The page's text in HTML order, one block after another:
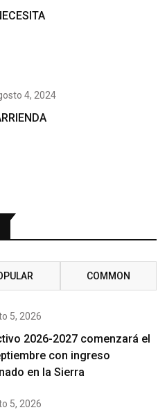
4, 2024
COMMON
5, 2026
2026-2027 comenzará el
con ingreso
en la Sierra
5, 2026